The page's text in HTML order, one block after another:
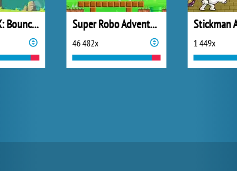
Roller Ball X: Bounce Ball Super Robo Adventure
46 482x
Stickman
1 449x